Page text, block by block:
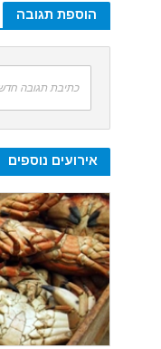
הוספת תגובה
כתיבת תגובה
אירועים נוספים